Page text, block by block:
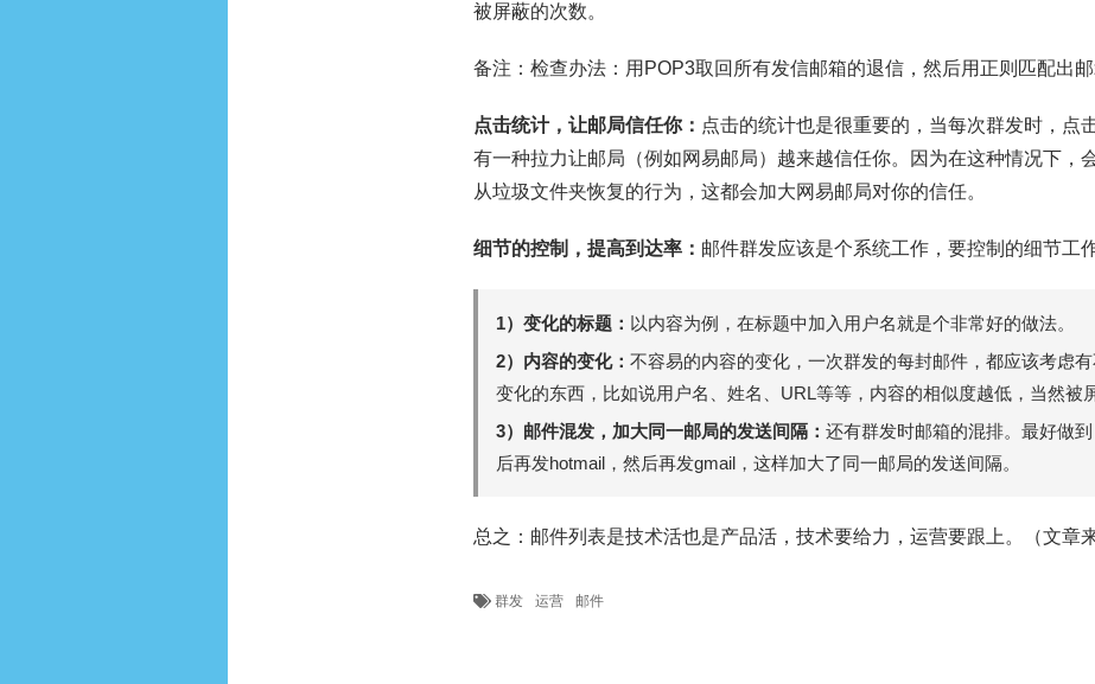
被屏蔽的次数。
备注：检查办法：用POP3取回所有发信邮箱的退信，然后用正则匹配出邮
点击统计，让邮局信任你： 点击的统计也是很重要的，当每次群发时，点
有一种拉力让邮局（例如网易邮局）越来越信任你。因为在这种情况下，
从垃圾文件夹恢复的行为，这都会加大网易邮局对你的信任。
细节的控制，提高到达率： 邮件群发应该是个系统工作，要控制的细节工
1）变化的标题： 以内容为例，在标题中加入用户名就是个非常好的做法。
2）内容的变化： 不容易的内容的变化，一次群发的每封邮件，都应该考虑
变化的东西，比如说用户名、姓名、URL等等，内容的相似度越低，当然被
3）邮件混发，加大同一邮局的发送间隔： 还有群发时邮箱的混排。最好做
后再发hotmail，然后再发gmail，这样加大了同一邮局的发送间隔。
总之：邮件列表是技术活也是产品活，技术要给力，运营要跟上。（文章
群发 运营 邮件